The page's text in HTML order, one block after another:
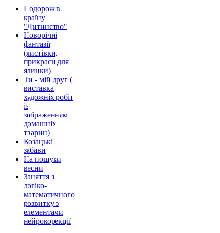
Подорож в
країну
"Дитинство"
Новорічні
фантазії
(листівки,
прикраси для
ялинки)
Ти - мій друг (
виставка
художніх робіт
із
зображенням
домашніх
тварин)
Козацькі
забави
На пошуки
весни
Заняття з
логіко-
математичного
розвитку з
елементами
нейрокорекції